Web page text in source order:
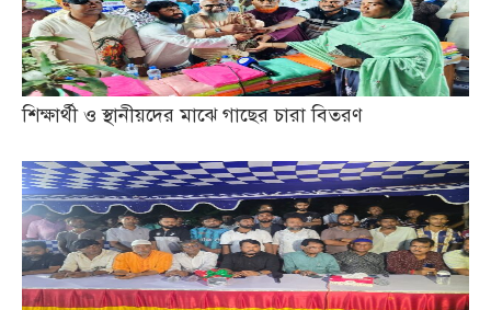
শিক্ষার্থী ও স্থানীয়দের মাঝে গাছের চারা বিতরণ